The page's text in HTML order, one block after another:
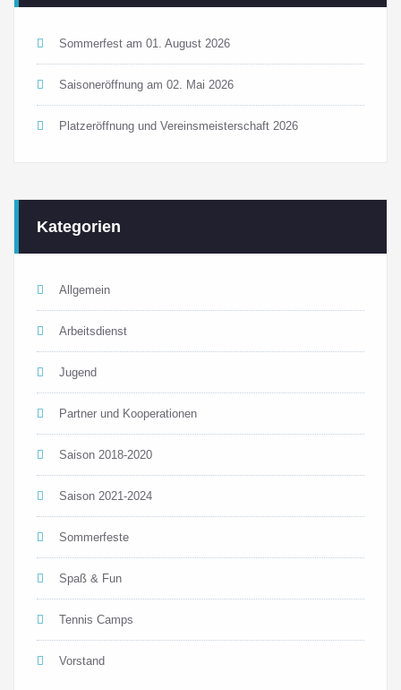
Sommerfest am 01. August 2026
Saisoneröffnung am 02. Mai 2026
Platzeröffnung und Vereinsmeisterschaft 2026
Kategorien
Allgemein
Arbeitsdienst
Jugend
Partner und Kooperationen
Saison 2018-2020
Saison 2021-2024
Sommerfeste
Spaß & Fun
Tennis Camps
Vorstand